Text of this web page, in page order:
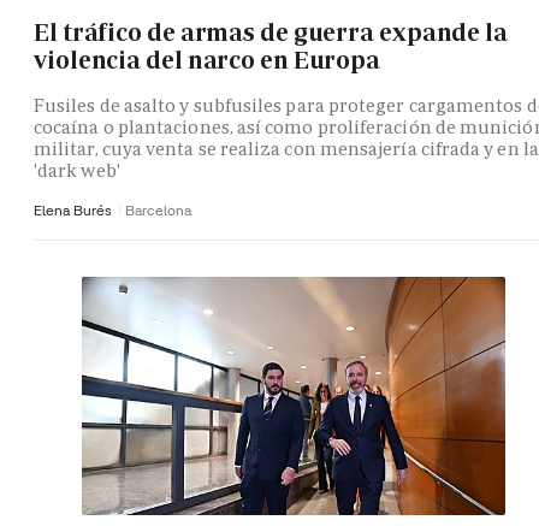
El tráfico de armas de guerra expande la
violencia del narco en Europa
Fusiles de asalto y subfusiles para proteger cargamentos
cocaína o plantaciones, así como proliferación de
militar, cuya venta se realiza con mensajería cifrada y en la
'dark web'
Elena Burés Barcelona